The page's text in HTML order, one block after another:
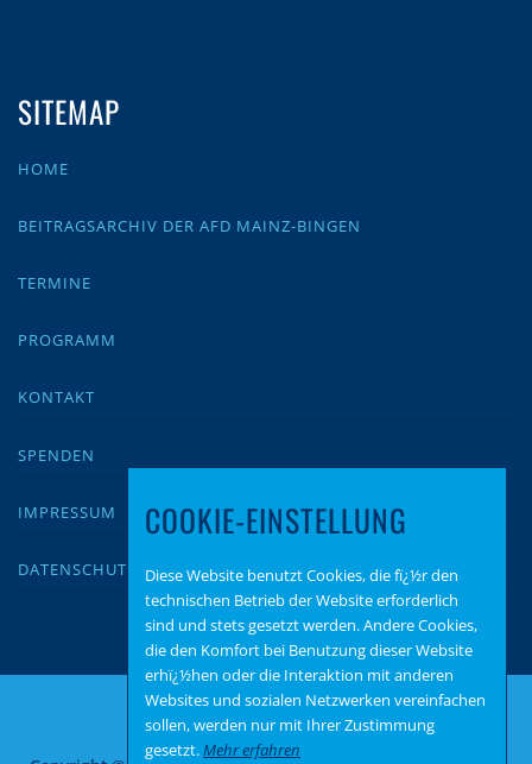
SITEMAP
HOME
BEITRAGSARCHIV DER AFD MAINZ-BINGEN
TERMINE
PROGRAMM
KONTAKT
SPENDEN
IMPRESSUM
DATENSCHUTZ
COOKIE-EINSTELLUNG
Diese Website benutzt Cookies, die fï¿½r den
technischen Betrieb der Website erforderlich
sind und stets gesetzt werden. Andere Cookies,
die den Komfort bei Benutzung dieser Website
erhï¿½hen oder die Interaktion mit anderen
Websites und sozialen Netzwerken vereinfachen
sollen, werden nur mit Ihrer Zustimmung
gesetzt.Mehr erfahren